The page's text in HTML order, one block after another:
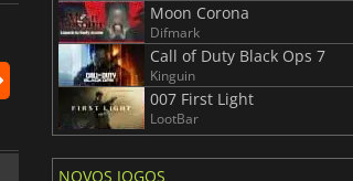
Moon Corona
Difmark
Call of Duty Black Ops 7
Kinguin
007 First Light
LootBar
NOVOS JOGOS